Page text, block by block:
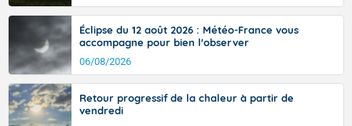
Éclipse du 12 août 2026 : Météo-France vous
accompagne pour bien l'observer
06/08/2026
Retour progressif de la chaleur à partir de
vendredi